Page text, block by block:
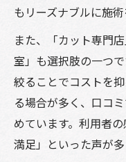
もリーズナブルに施術
また、「カット専門
室」も選択肢の一つ
絞ることでコストを
る場合が多く、口コ
めています。利用者
満足」といった声が多